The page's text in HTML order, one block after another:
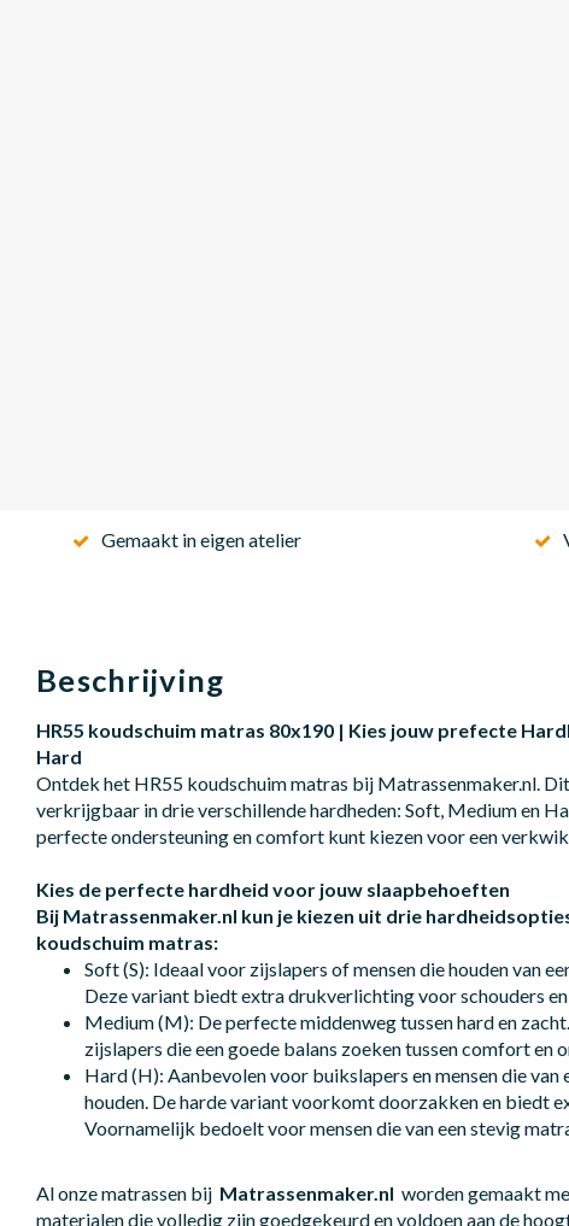
Gemaakt in eigen atelier
Beschrijving
HR55 koudschuim matras 80x190 | Kies jouw prefecte
Hard
Ontdek het HR55 koudschuim matras bij Matrassenmaker.nl.
verkrijgbaar in drie verschillende hardheden: Soft, Medium en
perfecte ondersteuning en comfort kunt kiezen voor een
Kies de perfecte hardheid voor jouw slaapbehoeften
Bij Matrassenmaker.nl kun je kiezen uit drie
koudschuim matras:
Soft (S): Ideaal voor zijslapers of mensen die houden van
Deze variant biedt extra drukverlichting voor schouders en
Medium (M): De perfecte middenweg tussen hard en
zijslapers die een goede balans zoeken tussen comfort en
Hard (H): Aanbevolen voor buikslapers en mensen die van
houden. De harde variant voorkomt doorzakken en biedt
Voornamelijk bedoelt voor mensen die van een stevig
Al onze matrassen bij Matrassenmaker.nl worden gemaakt
materialen die volledig zijn goedgekeurd en voldoen aan de